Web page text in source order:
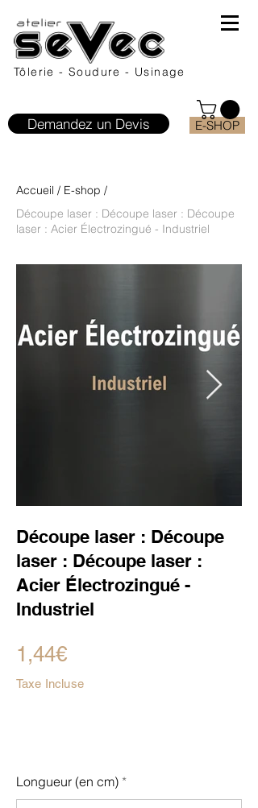
Tôlerie - Soudure - Usinage
E-SHOP
Demandez un Devis
Accueil / E-shop /
Découpe laser : Découpe laser : Découpe
laser : Acier Électrozingué - Industriel
Découpe laser : Découpe
laser : Découpe laser :
Acier Électrozingué -
Industriel
1,44€
Taxe Incluse
Longueur (en cm)